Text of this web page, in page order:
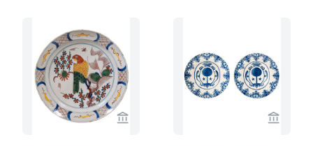
Verkaeuferseite von Van Nie